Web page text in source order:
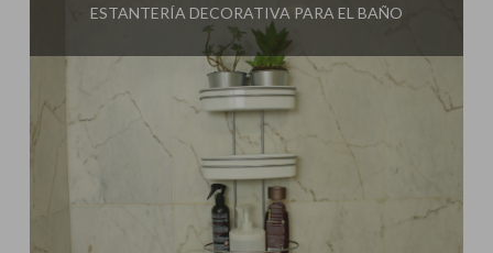
ESTANTERÍA DECORATIVA PARA EL BAÑO